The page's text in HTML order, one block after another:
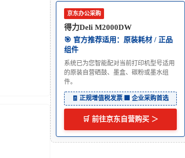
京东办公采购
得力Deli M2000DW
🎯 官方推荐适用：原装耗材 / 正品
组件
系统已为您智能配对当前打印机型号适用
的原装自营硒鼓、墨盒、碳粉或墨水组
件。
🧾 正规增值税发票 🏢 企业采购首选
🛒 前往京东自营购买 ＞